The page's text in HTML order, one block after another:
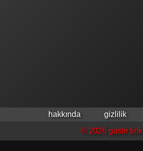
hakkında gizlilik
© 2026 gaste.link